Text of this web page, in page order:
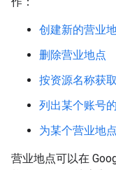
创建新的营业
删除营业地点
按资源名称获
列出某个账号
为某个营业地
营业地点可以在